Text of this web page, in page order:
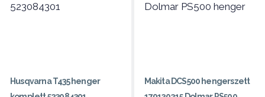
Husqvarna T435 henger
Makita DCS500 hengerszett